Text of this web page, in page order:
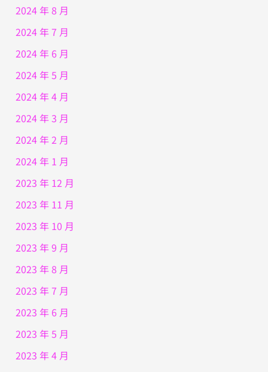
2024 年 8 月
2024 年 7 月
2024 年 6 月
2024 年 5 月
2024 年 4 月
2024 年 3 月
2024 年 2 月
2024 年 1 月
2023 年 12 月
2023 年 11 月
2023 年 10 月
2023 年 9 月
2023 年 8 月
2023 年 7 月
2023 年 6 月
2023 年 5 月
2023 年 4 月